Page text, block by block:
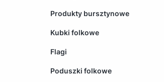
Produkty bursztynowe
Kubki folkowe
Flagi
Poduszki folkowe